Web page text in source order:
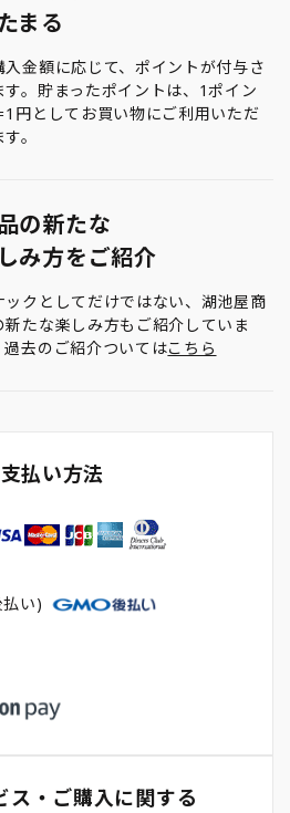
まる
入金額に応じて、ポイントが付与さ
す。貯まったポイントは、1ポイン
1円としてお買い物にご利用いただ
。
の新たな
み方をご紹介
ックとしてだけではない、湖池屋商
新たな楽しみ方もご紹介していま
過去のご紹介ついてはこちら
払い方法
い)
ス・ご購入に関する